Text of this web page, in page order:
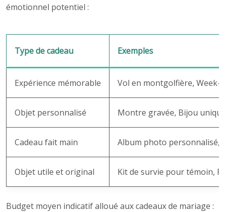
émotionnel potentiel :
Type de cadeau Exemples
Expérience mémorable Vol en montgolfière, Week-
Objet personnalisé Montre gravée, Bijou
Cadeau fait main Album photo personnalisé,
Objet utile et original Kit de survie pour témoin,
Budget moyen indicatif alloué aux cadeaux de mariage :